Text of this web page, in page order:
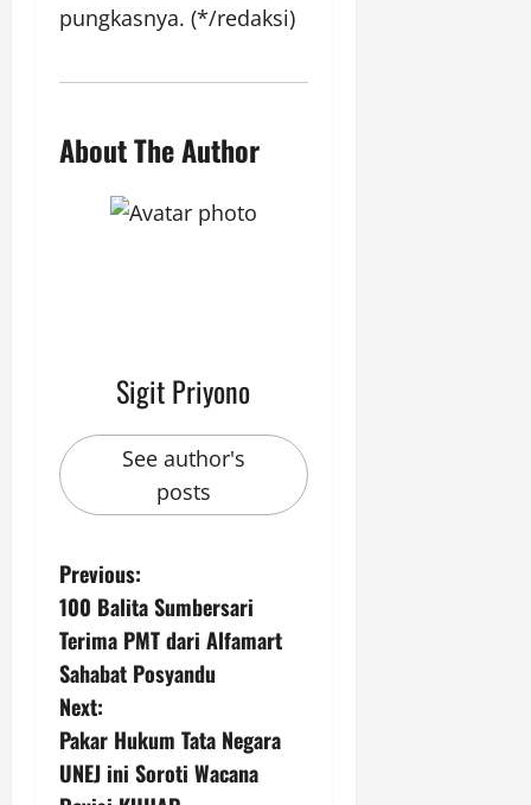
pungkasnya. (*/redaksi)
About The Author
Sigit Priyono
See author's
posts
P
o
s
t
n
Previous:
100 Balita Sumbersari
Terima PMT dari Alfamart
Sahabat Posyandu
Next:
Pakar Hukum Tata Negara
UNEJ ini Soroti Wacana